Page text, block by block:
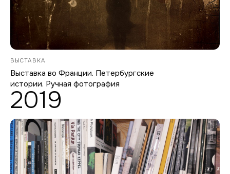
ВЫСТАВКА
Выставка во Франции. Петербургские
истории. Ручная фотография
2019